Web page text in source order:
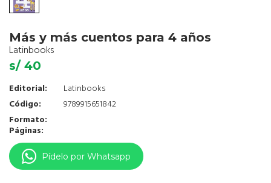
Más y más cuentos para 4 años
Latinbooks
s/ 40
Editorial:
Latinbooks
Código:
9789915651842
Formato:
Páginas:
Pídelo por Whatsapp